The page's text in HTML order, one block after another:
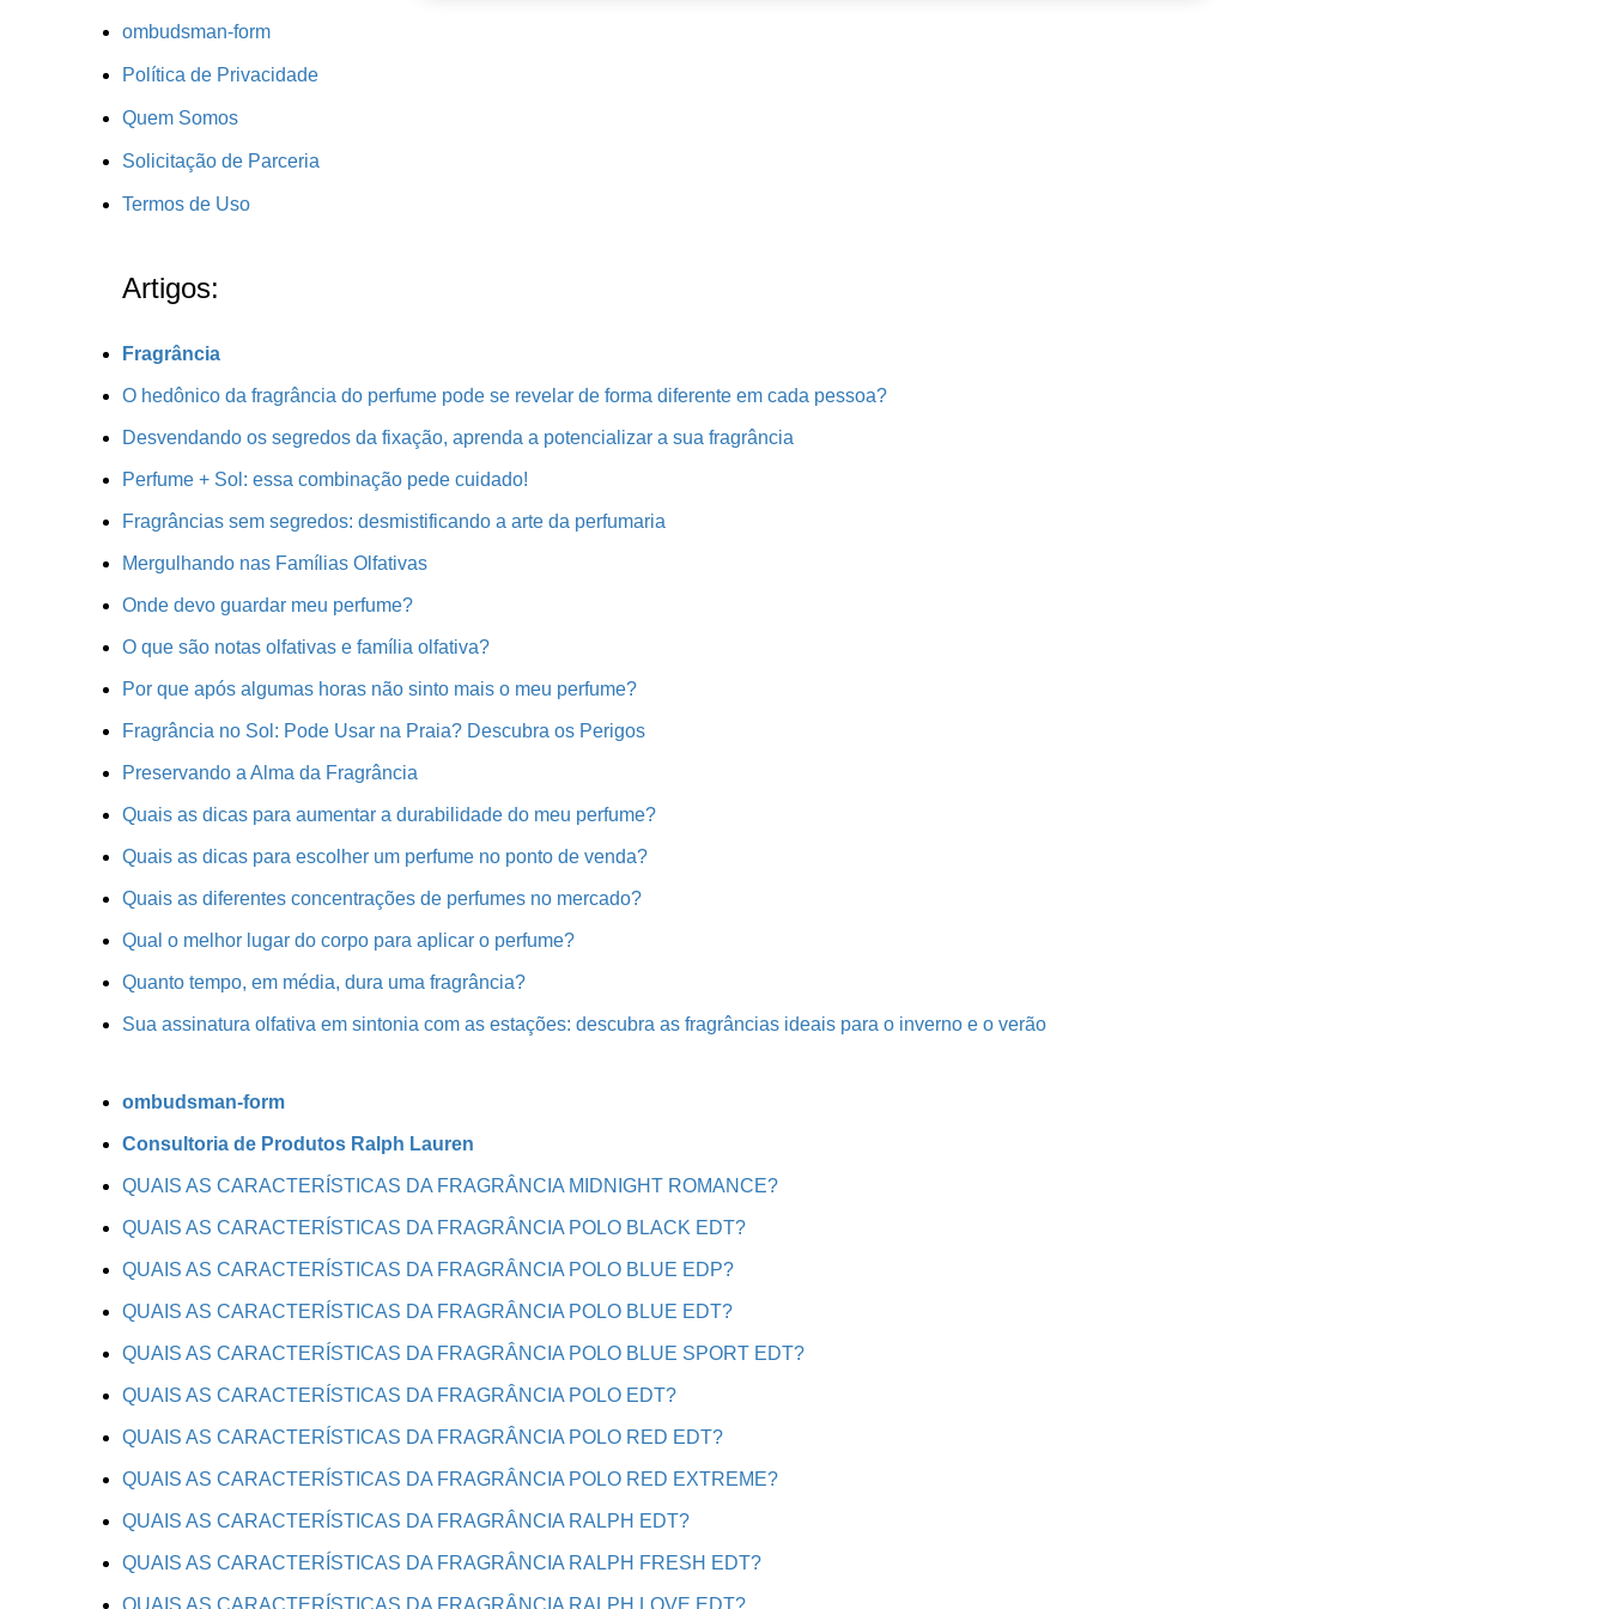
ombudsman-form
Política de Privacidade
Quem Somos
Solicitação de Parceria
Termos de Uso
Artigos:
Fragrância
O hedônico da fragrância do perfume pode se revelar de forma diferente em cada pessoa?
Desvendando os segredos da fixação, aprenda a potencializar a sua fragrância
Perfume + Sol: essa combinação pede cuidado!
Fragrâncias sem segredos: desmistificando a arte da perfumaria
Mergulhando nas Famílias Olfativas
Onde devo guardar meu perfume?
O que são notas olfativas e família olfativa?
Por que após algumas horas não sinto mais o meu perfume?
Fragrância no Sol: Pode Usar na Praia? Descubra os Perigos
Preservando a Alma da Fragrância
Quais as dicas para aumentar a durabilidade do meu perfume?
Quais as dicas para escolher um perfume no ponto de venda?
Quais as diferentes concentrações de perfumes no mercado?
Qual o melhor lugar do corpo para aplicar o perfume?
Quanto tempo, em média, dura uma fragrância?
Sua assinatura olfativa em sintonia com as estações: descubra as fragrâncias ideais para o inverno e o verão
ombudsman-form
Consultoria de Produtos Ralph Lauren
QUAIS AS CARACTERÍSTICAS DA FRAGRÂNCIA MIDNIGHT ROMANCE?
QUAIS AS CARACTERÍSTICAS DA FRAGRÂNCIA POLO BLACK EDT?
QUAIS AS CARACTERÍSTICAS DA FRAGRÂNCIA POLO BLUE EDP?
QUAIS AS CARACTERÍSTICAS DA FRAGRÂNCIA POLO BLUE EDT?
QUAIS AS CARACTERÍSTICAS DA FRAGRÂNCIA POLO BLUE SPORT EDT?
QUAIS AS CARACTERÍSTICAS DA FRAGRÂNCIA POLO EDT?
QUAIS AS CARACTERÍSTICAS DA FRAGRÂNCIA POLO RED EDT?
QUAIS AS CARACTERÍSTICAS DA FRAGRÂNCIA POLO RED EXTREME?
QUAIS AS CARACTERÍSTICAS DA FRAGRÂNCIA RALPH EDT?
QUAIS AS CARACTERÍSTICAS DA FRAGRÂNCIA RALPH FRESH EDT?
QUAIS AS CARACTERÍSTICAS DA FRAGRÂNCIA RALPH LOVE EDT?